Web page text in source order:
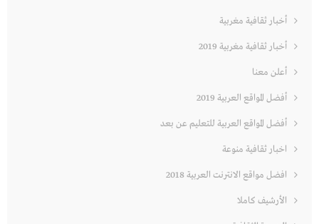
أخبار ثقافية مغربية
أخبار ثقافية مغربية 2019
أعلن معنا
أفضل المواقع العربية 2019
أفضل المواقع العربية للتعليم عن بعد
اخبار ثقافية منوعة
افضل مواقع الانترنت العربية 2018
الأرشيف كاملا